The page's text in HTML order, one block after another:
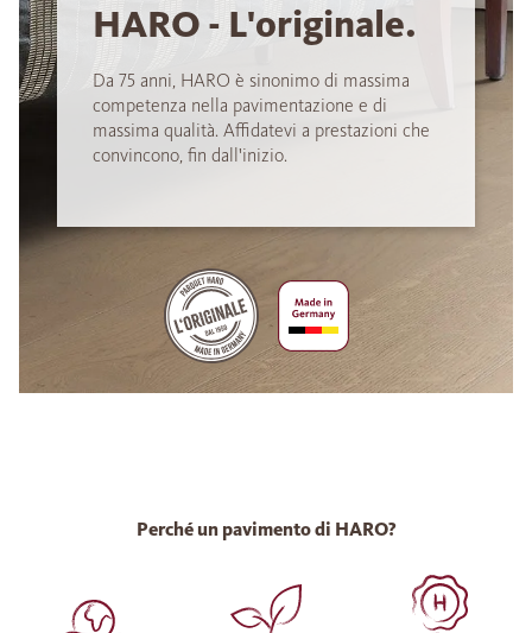
HARO - L'originale.
Da 75 anni, HARO è sinonimo di massima
competenza nella pavimentazione e di
massima qualità. Affidatevi a prestazioni che
convincono, fin dall'inizio.
Perché un pavimento di HARO?